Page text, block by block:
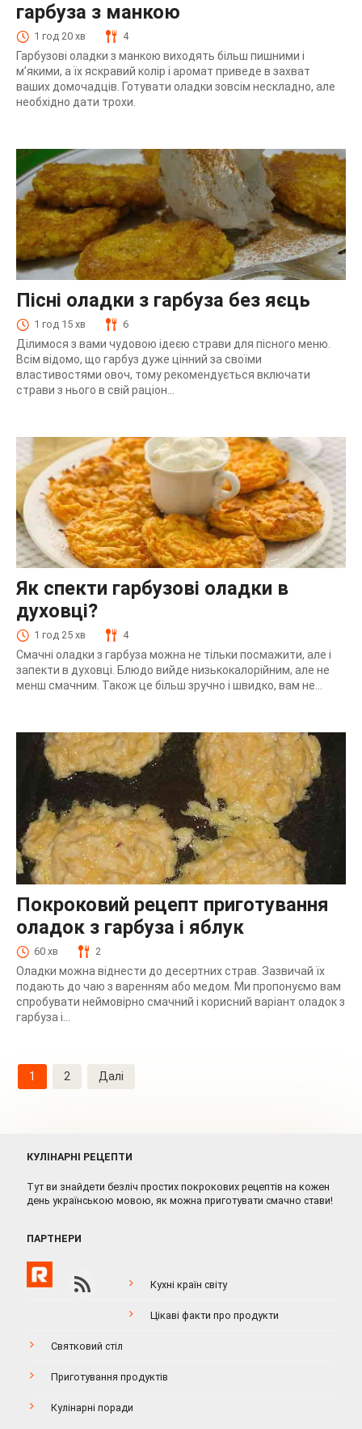
гарбуза з манкою
1 год 20 хв 4
Гарбузові оладки з манкою виходять більш пишними і
м’якими, а їх яскравий колір і аромат приведе в захват
ваших домочадців. Готувати оладки зовсім нескладно, але
необхідно дати трохи.
Пісні оладки з гарбуза без яєць
1 год 15 хв 6
Ділимося з вами чудовою ідеєю страви для пісного меню.
Всім відомо, що гарбуз дуже цінний за своїми
властивостями овоч, тому рекомендується включати
страви з нього в свій раціон...
Як спекти гарбузові оладки в
духовці?
1 год 25 хв 4
Смачні оладки з гарбуза можна не тільки посмажити, але і
запекти в духовці. Блюдо вийде низькокалорійним, але не
менш смачним. Також це більш зручно і швидко, вам не...
Покроковий рецепт приготування
оладок з гарбуза і яблук
60 хв 2
Оладки можна віднести до десертних страв. Зазвичай їх
подають до чаю з варенням або медом. Ми пропонуємо вам
спробувати неймовірно смачний і корисний варіант оладок з
гарбуза і...
Навігація
записів
1 2 Далі
КУЛІНАРНІ РЕЦЕПТИ
Тут ви знайдети безліч простих покрокових рецептів на кожен
день українською мовою, як можна приготувати смачно стави!
ПАРТНЕРИ
Кухні країн світу
Цікаві факти про продукти
Святковий стіл
Приготування продуктів
Кулінарні поради